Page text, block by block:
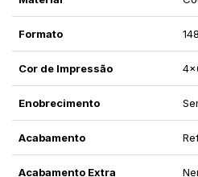
Formato
Cor de Impressão
Enobrecimento
Acabamento
Acabamento Extra